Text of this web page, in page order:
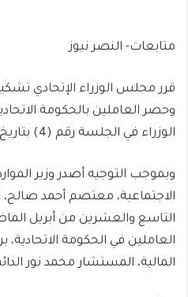
متابعات- النصر نيوز
قرر مجلس الوزراء الإتحادي
وحصر العاملين بالحكومة
الوزراء في الجلسة رقم (4) بتاريخ 16 أبريل 2026
وبموجب التوجيه أصدر وزير
التاسع والعشرين من أبريل
العاملين في الحكومة الاتحادية،
المالية، المستشار محمد نور